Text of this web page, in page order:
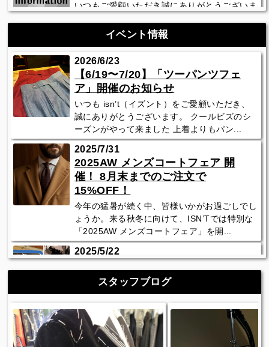
いつもご愛顧いただき誠にありがとうございま
（水）〜８月15日（金）の３日間夙川店で
過去のお知らせはこちら
イベント情報
2026/6/23
【6/19〜7/20】「ツーパンツフェ
ア」開催のお知らせ
いつも isn’t（イズント）をご愛顧いただき、
誠にありがとうございます。 クールビズのシ
ーズンがやって来ました 上着よりもパン...
2025/7/31
2025AW メンズコートフェア 開
催！ 8月末までのご注文で
15%OFF！
今年の猛暑が続く中、皆様いかがお過ごしでし
ょうか。来る秋冬に向けて、ISN’Tでは特別な
「2025AW メンズコートフェア」を開...
2025/5/22
Plus Shirts Fair 2025開催！
好評のPlus Shirts Fairの季節が今年もやってき
ました！ご注文金額50,000円（税抜き）以上
のお客様にオーダーシャツを1着プレ...
過去のイベント情報はこちら
スタッフブログ